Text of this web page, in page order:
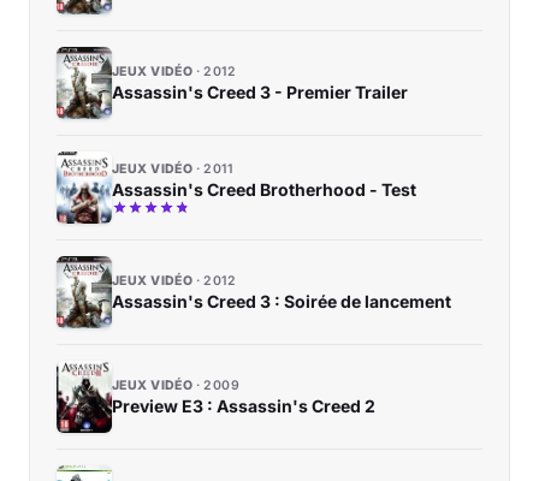
JEUX VIDÉO 2012
Assassin's Creed 3 - Premier Trailer
JEUX VIDÉO 2011
Assassin's Creed Brotherhood - Test
JEUX VIDÉO 2012
Assassin's Creed 3 : Soirée de lancement
JEUX VIDÉO 2009
Preview E3 : Assassin's Creed 2